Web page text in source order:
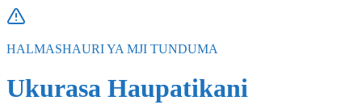
HALMASHAURI YA MJI TUNDUMA
Ukurasa Haupatikani